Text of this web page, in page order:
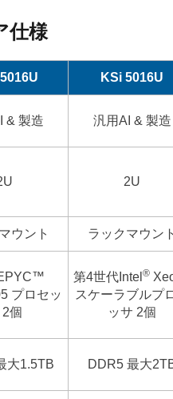
仕様
KSi 5016U
& 製造 汎用AI & 製造
2U
ウント ラックマウント
プロセッ
個
第4世代Intel ®
スケーラブルプ
ッサ 2個
大1.5TB DDR5 最大